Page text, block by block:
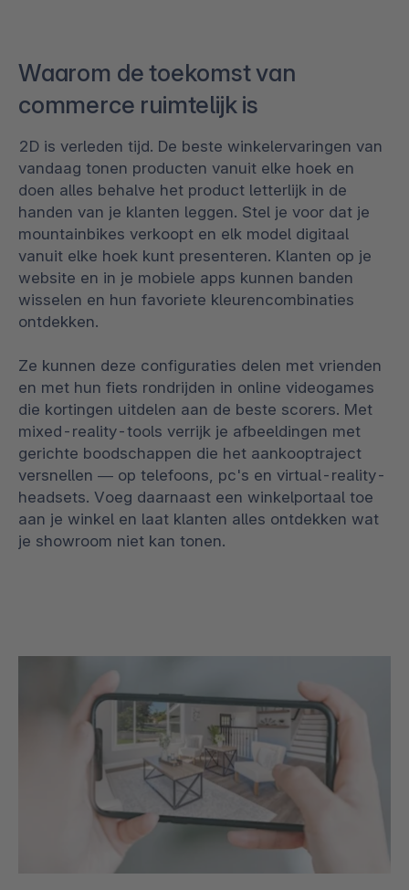
Waarom de toekomst van
commerce ruimtelijk is
2D is verleden tijd. De beste winkelervaringen van
vandaag tonen producten vanuit elke hoek en
doen alles behalve het product letterlijk in de
handen van je klanten leggen. Stel je voor dat je
mountainbikes verkoopt en elk model digitaal
vanuit elke hoek kunt presenteren. Klanten op je
website en in je mobiele apps kunnen banden
wisselen en hun favoriete kleurencombinaties
ontdekken.
Ze kunnen deze configuraties delen met vrienden
en met hun fiets rondrijden in online videogames
die kortingen uitdelen aan de beste scorers. Met
mixed-reality-tools verrijk je afbeeldingen met
gerichte boodschappen die het aankooptraject
versnellen — op telefoons, pc's en virtual-reality-
headsets. Voeg daarnaast een winkelportaal toe
aan je winkel en laat klanten alles ontdekken wat
je showroom niet kan tonen.